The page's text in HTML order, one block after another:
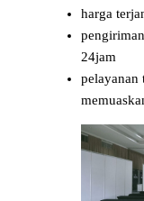
harga
24jam
pelayanan